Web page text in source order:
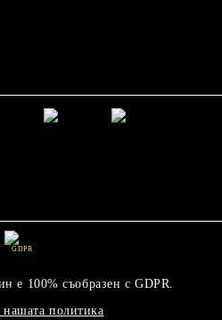
GDPR
е 100% съобразен с GDPR.
нашата политика